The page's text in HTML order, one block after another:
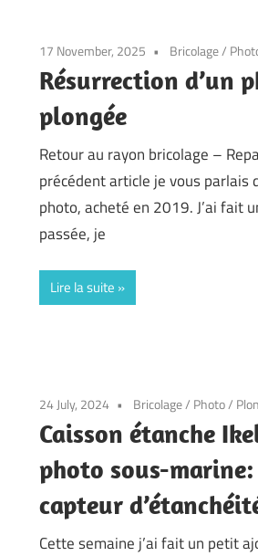
17 November, 2025 Bricolage/
Résurrection d’un
plongée
Retour au rayon bricolage –
précédent article je vous parlais
photo, acheté en 2019. J’ai fait
passée, je
Lire la suite
24 July, 2024 Bricolage/ Photo/
Caisson étanche
photo sous-
capteur
Cette semaine j’ai fait un petit